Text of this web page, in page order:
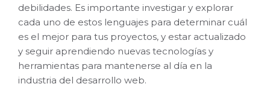
debilidades. Es importante investigar y explorar
cada uno de estos lenguajes para determinar cuál
es el mejor para tus proyectos, y estar actualizado
y seguir aprendiendo nuevas tecnologías y
herramientas para mantenerse al día en la
industria del desarrollo web.